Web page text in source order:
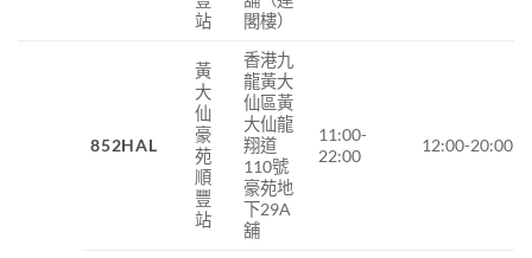
站
閣樓）
852HAL
黃
大
仙
豪
苑
順
豐
站
香港九
龍黃大
仙區黃
大仙龍
翔道
110號
豪苑地
下29A
舖
11:00-
22:00
12:00-20:00